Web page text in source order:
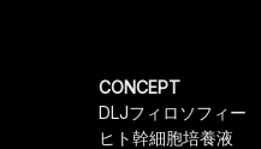
ン
CONCEPT
DLJフィロソフィー
ヒト幹細胞培養液